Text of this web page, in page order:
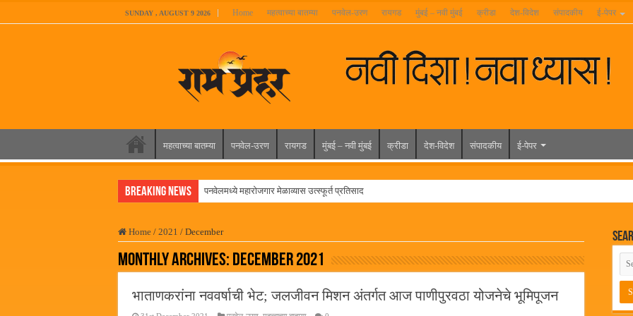
SUNDAY , AUGUST 9 2026 Home महत्वाच्या बातम्या पनवेल-उरण रायगड मुंबई – नवी मुंबई क्रीडा देश-विदेश संपादकीय ई-पेपर
महत्वाच्या बातम्या पनवेल-उरण रायगड मुंबई – नवी मुंबई क्रीडा देश-विदेश संपादकीय ई-पेपर
Breaking News पनवेलमध्ये महारोजगार मेळाव्यास उत्स्फूर्त प्रतिसाद
आमदार प्रशांत ठाकूर यांच्या उपस्थितीत विद्यार्थ्यांना रेनकोट, शिक्षकांना छत्री वाटप
लोकनेते रामशेठ ठाकूर समाजसेवेतील हिरा -आमदार रविशेठ पाटील
पनवेलमध्ये ८ ऑगस्टला महारोजगार मेळावा
Home / 2021 / December
Monthly Archives: December 2021
भाताणकरांना नववर्षाची भेट; जलजीवन मिशन अंतर्गत आज पाणीपुरवठा योजनेचे भूमिपूजन